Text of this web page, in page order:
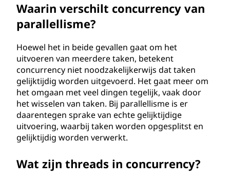
Waarin verschilt concurrency van
parallellisme?
Hoewel het in beide gevallen gaat om het
uitvoeren van meerdere taken, betekent
concurrency niet noodzakelijkerwijs dat taken
gelijktijdig worden uitgevoerd. Het gaat meer om
het omgaan met veel dingen tegelijk, vaak door
het wisselen van taken. Bij parallellisme is er
daarentegen sprake van echte gelijktijdige
uitvoering, waarbij taken worden opgesplitst en
gelijktijdig worden verwerkt.
Wat zijn threads in concurrency?